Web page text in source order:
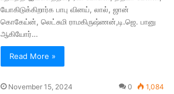
யோகிடுக்கிறார்க பாபு வினய், லால், ஜான்
கொகேய்ன், லெட்சுமி ராமகிருஷ்ணன்,டி.ஜெ. பானு
ஆகியோர்…
Read More »
November 15, 2024 0 1,084